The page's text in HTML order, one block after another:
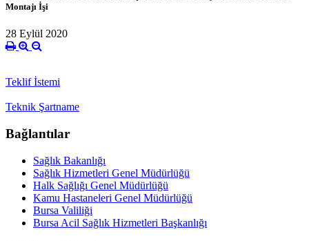
Montajı İşi
28 Eylül 2020
Teklif İstemi
Teknik Şartname
Bağlantılar
Sağlık Bakanlığı
Sağlık Hizmetleri Genel Müdürlüğü
Halk Sağlığı Genel Müdürlüğü
Kamu Hastaneleri Genel Müdürlüğü
Bursa Valiliği
Bursa Acil Sağlık Hizmetleri Başkanlığı